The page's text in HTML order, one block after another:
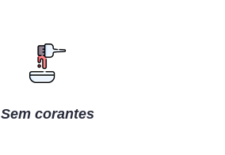
Sem corantes